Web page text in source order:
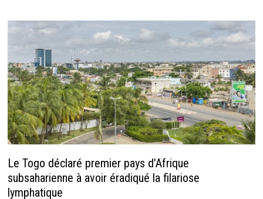
Le Togo déclaré premier pays d’Afrique
subsaharienne à avoir éradiqué la filariose
lymphatique